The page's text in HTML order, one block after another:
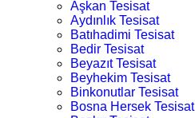
Aşkan Tesisat
Aydınlık Tesisat
Batıhadimi Tesisat
Bedir Tesisat
Beyazıt Tesisat
Beyhekim Tesisat
Binkonutlar Tesisat
Bosna Hersek Tesisat